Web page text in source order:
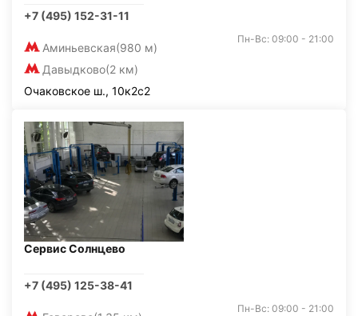
+7 (495) 152-31-11
Аминьевская(980 м)
Давыдково(2 км)
Пн-Вс: 09:00 - 21:00
Очаковское ш., 10к2с2
Сервис Солнцево
+7 (495) 125-38-41
Пн-Вс: 09:00 - 21:00